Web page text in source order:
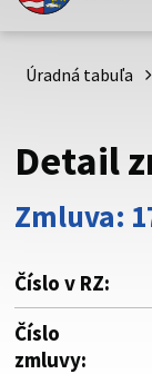
Toto je oficiálna
psk.sk.
Buďte pozorní a
cez
vždy začína
Úradná tabuľa
Detail
Zmluva:
Číslo v RZ:
Číslo
zmluvy: